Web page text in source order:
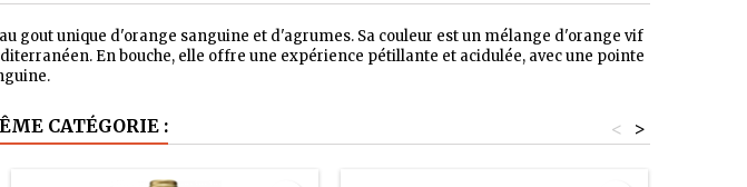
gout unique d'orange sanguine et d'agrumes. Sa couleur est un mélange d'orange vif
En bouche, elle offre une expérience pétillante et acidulée, avec une pointe
CATÉGORIE : >
<